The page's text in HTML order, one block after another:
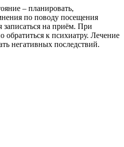
– планировать,
по поводу посещения
записаться на приём. При
к психиатру. Лечение
негативных последствий.